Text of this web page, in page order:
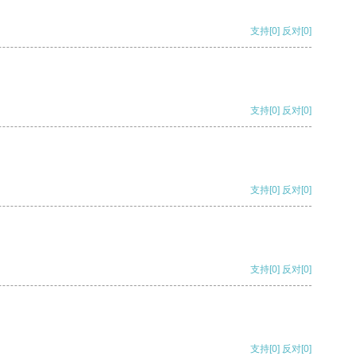
支持[0] 反对[0]
支持[0] 反对[0]
支持[0] 反对[0]
支持[0] 反对[0]
支持[0] 反对[0]